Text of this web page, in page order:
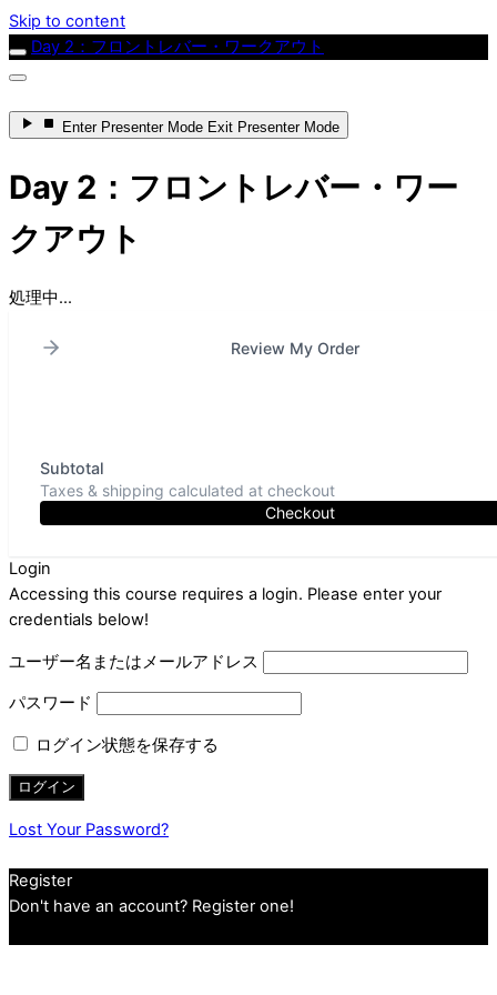
Skip to content
Day 2：フロントレバー・ワークアウト
Enter Presenter Mode Exit Presenter Mode
Day 2：フロントレバー・ワー
クアウト
処理中...
Review My Order
Subtotal
Taxes & shipping calculated at checkout
Checkout
Login
Accessing this course requires a login. Please enter your
credentials below!
ユーザー名またはメールアドレス
パスワード
ログイン状態を保存する
Lost Your Password?
Register
Don't have an account? Register one!